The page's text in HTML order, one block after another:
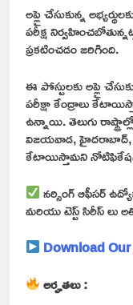
అప్లై చేసుకున్న
పరీక్ష
ప్రకటించడం జరిగింది.
ఈ పోస్టులకు అప్లై
పరీక్షా కేంద్రాలు
ఉన్నాయి. తెలుగు
విజయవాడ, హైదరాబాద్,
కేటాయిస్తామని
నర్సింగ్ ఆఫీసర్
మరియు టెస్ట్ సిరీస్ లు
Download
అర్హతలు :